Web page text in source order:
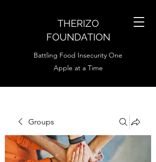
THERIZO
FOUNDATION
Battling Food Insecurity One
Apple at a Time
Groups